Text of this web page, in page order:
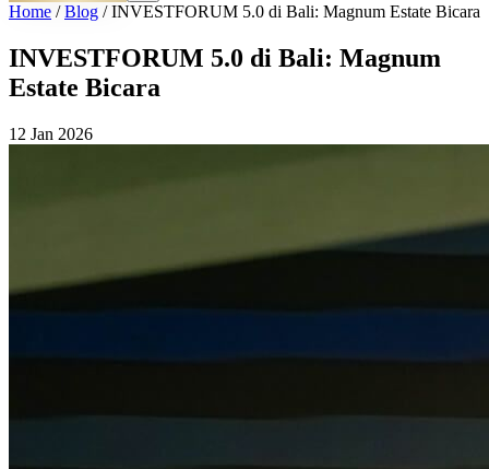
Home /Blog /INVESTFORUM 5.0 di Bali: Magnum Estate Bicara
INVESTFORUM 5.0 di Bali: Magnum
Estate Bicara
12 Jan 2026